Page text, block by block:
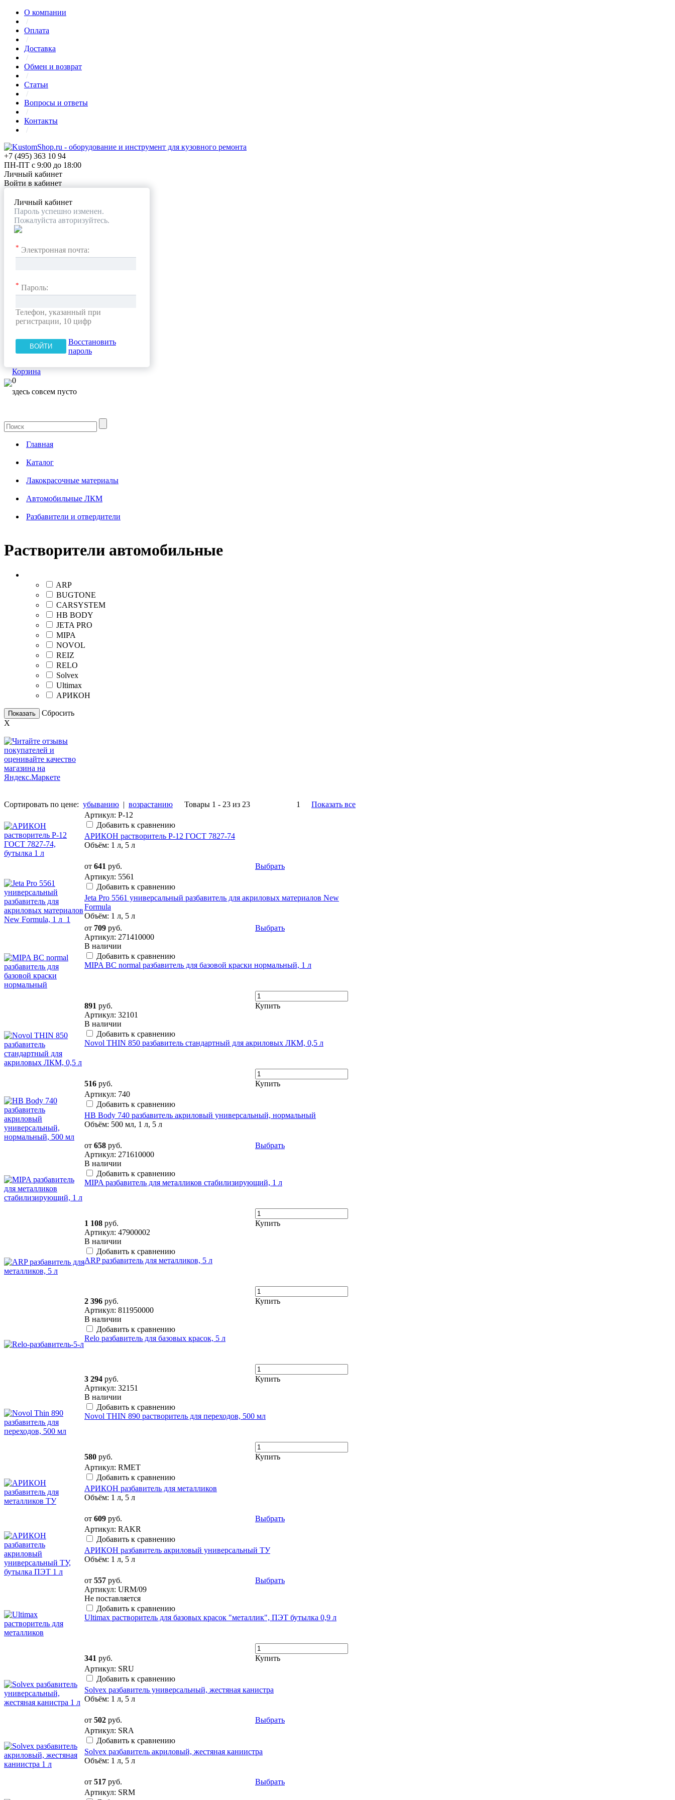
О компании
/
Оплата
/
Доставка
/
Обмен и возврат
/
Статьи
/
Вопросы и ответы
/
Контакты
/
+7 (495) 363 10 94
ПН-ПТ с 9:00 до 18:00
Личный кабинет
Войти в кабинет
Личный кабинет
Пароль успешно изменен.
Пожалуйста авторизуйтесь.
* Электронная почта:
* Пароль:
Телефон, указанный при
регистрации, 10 цифр
Восстановить
пароль
Корзина
0
здесь совсем пусто
Главная
Каталог
Лакокрасочные материалы
Автомобильные ЛКМ
Разбавители и отвердители
Растворители автомобильные
ARP
BUGTONE
CARSYSTEM
HB BODY
JETA PRO
MIPA
NOVOL
REIZ
RELO
Solvex
Ultimax
АРИКОН
Показать
Сбросить
X
Сортировать по цене: убыванию | возрастанию Товары 1 - 23 из 23 1
Показать все
Артикул: Р-12
Добавить к сравнению
АРИКОН растворитель Р-12 ГОСТ 7827-74
Объём: 1 л, 5 л
от 641 руб.
Выбрать
Артикул: 5561
Добавить к сравнению
Jeta Pro 5561 универсальный разбавитель для акриловых материалов New
Formula
Объём: 1 л, 5 л
от 709 руб.
Выбрать
Артикул: 271410000
В наличии
Добавить к сравнению
MIPA BC normal разбавитель для базовой краски нормальный, 1 л
891 руб.
Купить
Артикул: 32101
В наличии
Добавить к сравнению
Novol THIN 850 разбавитель стандартный для акриловых ЛКМ, 0,5 л
516 руб.
Купить
Артикул: 740
Добавить к сравнению
HB Body 740 разбавитель акриловый универсальный, нормальный
Объём: 500 мл, 1 л, 5 л
от 658 руб.
Выбрать
Артикул: 271610000
В наличии
Добавить к сравнению
MIPA разбавитель для металликов стабилизирующий, 1 л
1 108 руб.
Купить
Артикул: 47900002
В наличии
Добавить к сравнению
ARP разбавитель для металликов, 5 л
2 396 руб.
Купить
Артикул: 811950000
В наличии
Добавить к сравнению
Relo разбавитель для базовых красок, 5 л
3 294 руб.
Купить
Артикул: 32151
В наличии
Добавить к сравнению
Novol THIN 890 растворитель для переходов, 500 мл
580 руб.
Купить
Артикул: RMET
Добавить к сравнению
АРИКОН разбавитель для металликов
Объём: 1 л, 5 л
от 609 руб.
Выбрать
Артикул: RAKR
Добавить к сравнению
АРИКОН разбавитель акриловый универсальный ТУ
Объём: 1 л, 5 л
от 557 руб.
Выбрать
Артикул: URM/09
Не поставляется
Добавить к сравнению
Ultimax растворитель для базовых красок "металлик", ПЭТ бутылка 0,9 л
341 руб.
Купить
Артикул: SRU
Добавить к сравнению
Solvex разбавитель универсальный, жестяная канистра
Объём: 1 л, 5 л
от 502 руб.
Выбрать
Артикул: SRA
Добавить к сравнению
Solvex разбавитель акриловый, жестяная каниистра
Объём: 1 л, 5 л
от 517 руб.
Выбрать
Артикул: SRM